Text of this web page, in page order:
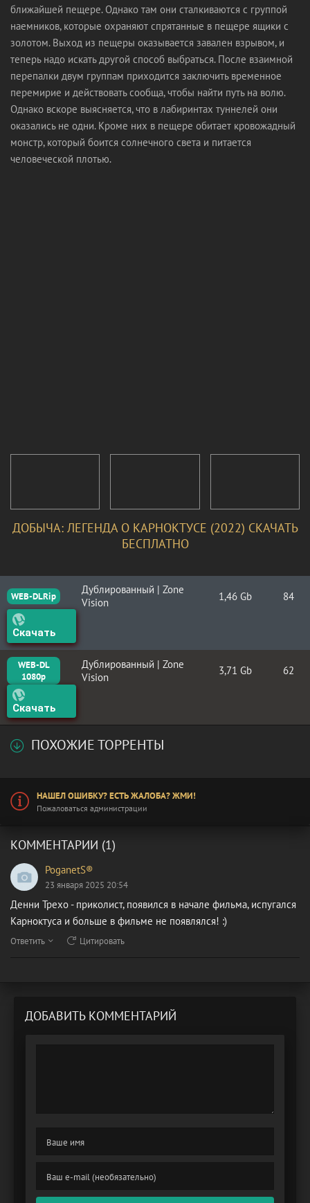
ближайшей пещере. Однако там они сталкиваются с группой
наемников, которые охраняют спрятанные в пещере ящики с
золотом. Выход из пещеры оказывается завален взрывом, и
теперь надо искать другой способ выбраться. После взаимной
перепалки двум группам приходится заключить временное
перемирие и действовать сообща, чтобы найти путь на волю.
Однако вскоре выясняется, что в лабиринтах туннелей они
оказались не одни. Кроме них в пещере обитает кровожадный
монстр, который боится солнечного света и питается
человеческой плотью.
ДОБЫЧА: ЛЕГЕНДА О КАРНОКТУСЕ (2022) СКАЧАТЬ
БЕСПЛАТНО
WEB-DLRip
Дублированный | Zone
Vision
1,46 Gb 84
Скачать
WEB-DL
1080p
Дублированный | Zone
Vision
3,71 Gb 62
Скачать
ПОХОЖИЕ ТОРРЕНТЫ
НАШЕЛ ОШИБКУ? ЕСТЬ ЖАЛОБА? ЖМИ!
Пожаловаться администрации
КОММЕНТАРИИ (1)
PoganetS®
23 января 2025 20:54
Денни Трехо - приколист, появился в начале фильма, испугался
Карноктуса и больше в фильме не появлялся! :)
Ответить Цитировать
ДОБАВИТЬ КОММЕНТАРИЙ